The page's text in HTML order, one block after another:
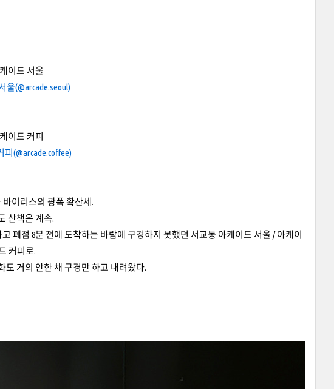
이드 서울
울(@arcade.seoul)
이드 커피
(@arcade.coffee)
바이러스의 광폭 확산세.
산책은 계속.
폐점 8분 전에 도착하는 바람에 구경하지 못했던 서교동 아케이드 서울 / 아케이
커피로.
도 거의 안한 채 구경만 하고 내려왔다.